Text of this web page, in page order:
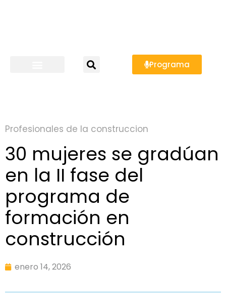
Programa
Profesionales de la construccion
30 mujeres se gradúan
en la II fase del
programa de
formación en
construcción
enero 14, 2026